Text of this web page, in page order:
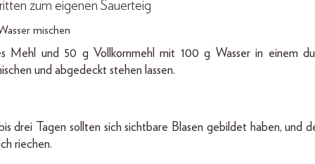
zum eigenen Sauerteig
mischen
Mehl und 50 g Vollkornmehl mit 100 g Wasser in einem
und abgedeckt stehen lassen.
drei Tagen sollten sich sichtbare Blasen gebildet haben, und
riechen.